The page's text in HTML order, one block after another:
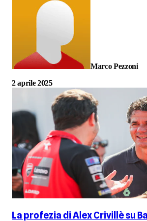
Marco Pezzoni
2 aprile 2025
La profezia di Alex Crivillè su